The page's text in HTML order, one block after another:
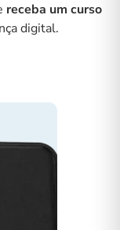
receba um curso
digital.